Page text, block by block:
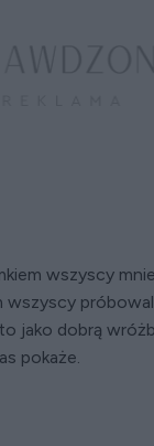
wszyscy
wszyscy
jako dobrą
pokaże.